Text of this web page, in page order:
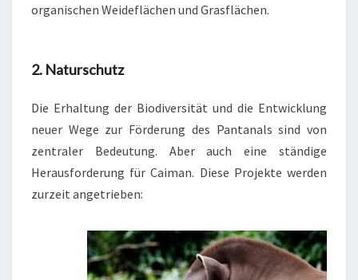
organischen Weideflächen und Grasflächen.
2. Naturschutz
Die Erhaltung der Biodiversität und die Entwicklung
neuer Wege zur Förderung des Pantanals sind von
zentraler Bedeutung. Aber auch eine ständige
Herausforderung für Caiman. Diese Projekte werden
zurzeit angetrieben: